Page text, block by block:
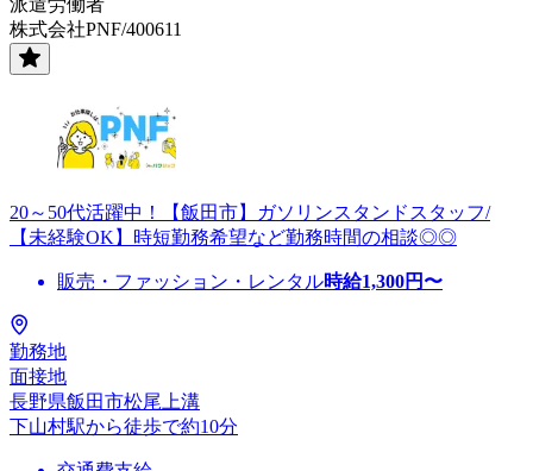
株式会社PNF/400611
20～50代活躍中！【飯田市】ガソリンスタンドスタッフ/
【未経験OK】時短勤務希望など勤務時間の相談◎◎
販売・ファッション・レンタル時給1,300円〜
勤務地
面接地
長野県飯田市松尾上溝
下山村駅から徒歩で約10分